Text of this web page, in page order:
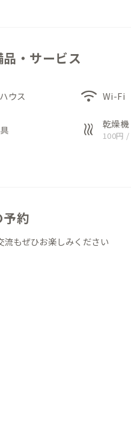
によるフィールドワーク
個室にはデスク&チェアが
・サービス
ウス wifi Wi-Fi
heat 乾燥機
100円
約
流もぜひお楽しみください